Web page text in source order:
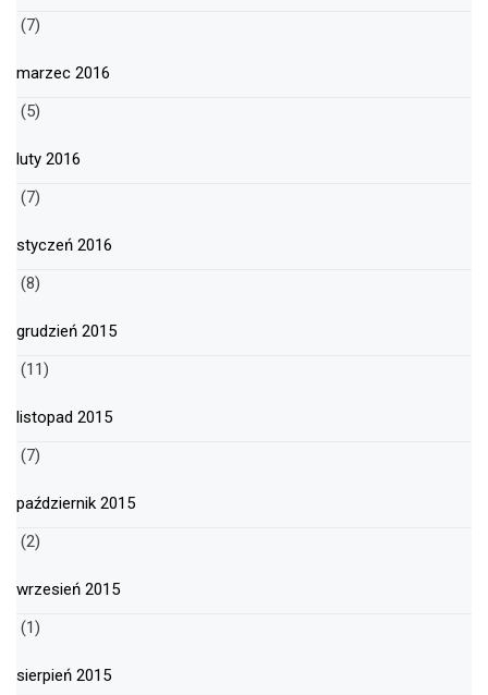
(7)
marzec 2016
(5)
luty 2016
(7)
styczeń 2016
(8)
grudzień 2015
(11)
listopad 2015
(7)
październik 2015
(2)
wrzesień 2015
(1)
sierpień 2015